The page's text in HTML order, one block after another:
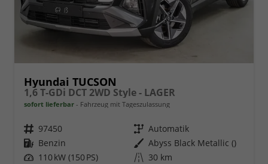
Hyundai TUCSON
1,6 T-GDi DCT 2WD Style - LAGER
sofort lieferbar Fahrzeug mit Tageszulassung
Fahrzeugnr. 97450 Getriebe Automatik
Kraftstoff Benzin Außenfarbe Abyss Black Metallic ()
Leistung 110 kW (150 PS) Kilometerstand 30 km